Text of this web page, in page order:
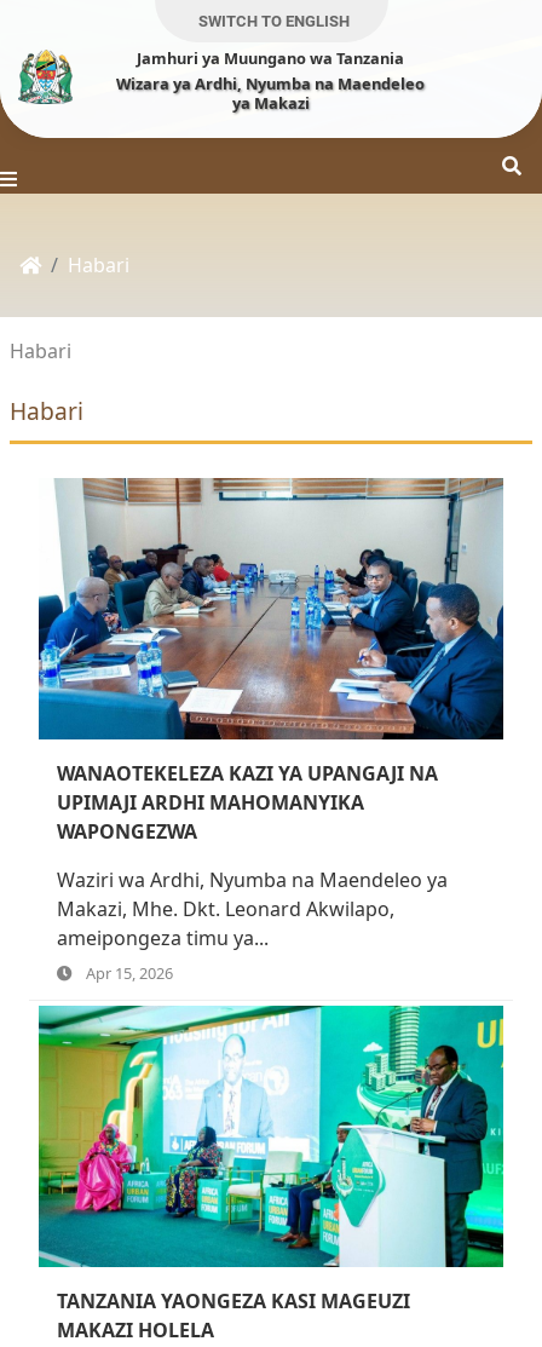
SWITCH TO ENGLISH
Jamhuri ya Muungano wa Tanzania
Wizara ya Ardhi, Nyumba na Maendeleo
ya Makazi
Habari
Habari
Habari
WANAOTEKELEZA KAZI YA UPANGAJI NA
UPIMAJI ARDHI MAHOMANYIKA
WAPONGEZWA
Waziri wa Ardhi, Nyumba na Maendeleo ya
Makazi, Mhe. Dkt. Leonard Akwilapo,
ameipongeza timu ya...
Apr 15, 2026
TANZANIA YAONGEZA KASI MAGEUZI
MAKAZI HOLELA